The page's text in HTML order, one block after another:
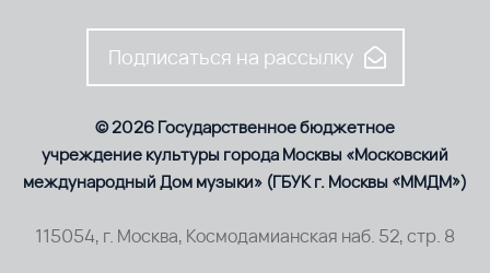
Подписаться на рассылку
© 2026 Государственное бюджетное
учреждение культуры города Москвы «Московский
международный Дом музыки» (ГБУК г. Москвы «ММДМ»)
115054, г. Москва, Космодамианская наб. 52, стр. 8